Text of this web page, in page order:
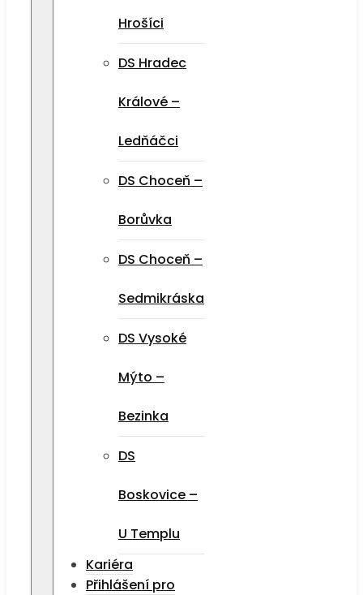
Hrošíci
DS Hradec
Králové –
Ledňáčci
DS Choceň –
Borůvka
DS Choceň –
Sedmikráska
DS Vysoké
Mýto –
Bezinka
DS
Boskovice –
U Templu
Kariéra
Přihlášení pro